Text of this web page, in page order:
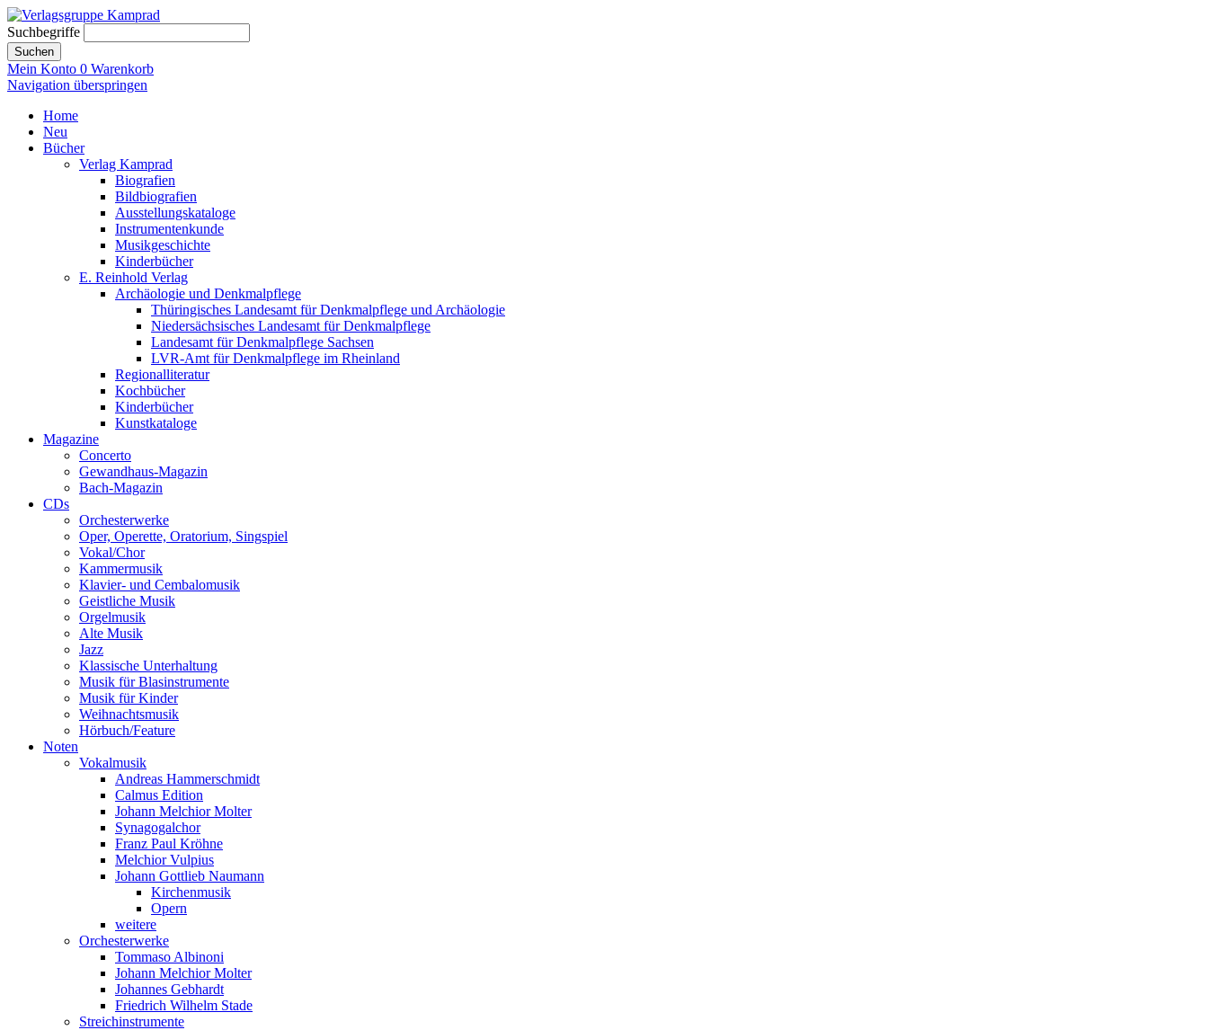
Suchbegriffe
Suchen
Mein Konto 0 Warenkorb
Navigation überspringen
Home
Neu
Bücher
Verlag Kamprad
Biografien
Bildbiografien
Ausstellungskataloge
Instrumentenkunde
Musikgeschichte
Kinderbücher
E. Reinhold Verlag
Archäologie und Denkmalpflege
Thüringisches Landesamt für Denkmalpflege und Archäologie
Niedersächsisches Landesamt für Denkmalpflege
Landesamt für Denkmalpflege Sachsen
LVR-Amt für Denkmalpflege im Rheinland
Regionalliteratur
Kochbücher
Kinderbücher
Kunstkataloge
Magazine
Concerto
Gewandhaus-Magazin
Bach-Magazin
CDs
Orchesterwerke
Oper, Operette, Oratorium, Singspiel
Vokal/Chor
Kammermusik
Klavier- und Cembalomusik
Geistliche Musik
Orgelmusik
Alte Musik
Jazz
Klassische Unterhaltung
Musik für Blasinstrumente
Musik für Kinder
Weihnachtsmusik
Hörbuch/Feature
Noten
Vokalmusik
Andreas Hammerschmidt
Calmus Edition
Johann Melchior Molter
Synagogalchor
Franz Paul Kröhne
Melchior Vulpius
Johann Gottlieb Naumann
Kirchenmusik
Opern
weitere
Orchesterwerke
Tommaso Albinoni
Johann Melchior Molter
Johannes Gebhardt
Friedrich Wilhelm Stade
Streichinstrumente